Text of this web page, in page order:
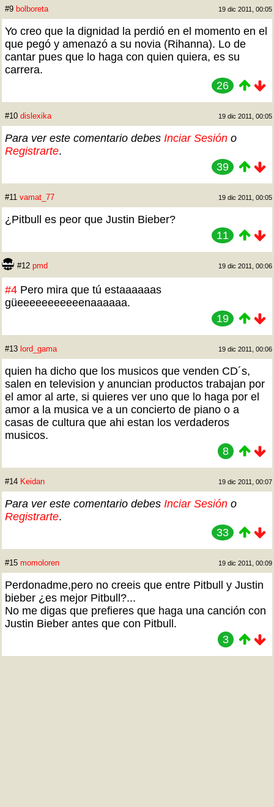
#9 bolboreta 19 dic 2011, 00:05
Yo creo que la dignidad la perdió en el momento en el
que pegó y amenazó a su novia (Rihanna). Lo de
cantar pues que lo haga con quien quiera, es su
carrera.
26
#10 dislexika 19 dic 2011, 00:05
Para ver este comentario debes Inciar Sesión o
Registrarte.
39
#11 vamat_77 19 dic 2011, 00:05
¿Pitbull es peor que Justin Bieber?
11
#12 pmd 19 dic 2011, 00:06
#4 Pero mira que tú estaaaaaas
güeeeeeeeeeeenaaaaaa.
19
#13 lord_gama 19 dic 2011, 00:06
quien ha dicho que los musicos que venden CD´s,
salen en television y anuncian productos trabajan por
el amor al arte, si quieres ver uno que lo haga por el
amor a la musica ve a un concierto de piano o a
casas de cultura que ahi estan los verdaderos
musicos.
8
#14 Keidan 19 dic 2011, 00:07
Para ver este comentario debes Inciar Sesión o
Registrarte.
33
#15 momoloren 19 dic 2011, 00:09
Perdonadme,pero no creeis que entre Pitbull y Justin
bieber ¿es mejor Pitbull?...
No me digas que prefieres que haga una canción con
Justin Bieber antes que con Pitbull.
3